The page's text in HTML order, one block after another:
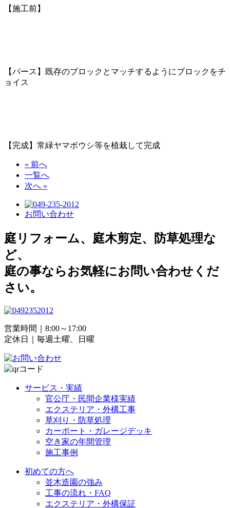
【施工前】
【パース】既存のブロックとマッチするようにブロックをチ
ョイス
【完成】常緑ヤマボウシ等を植栽して完成
« 前へ
一覧へ
次へ »
お問い合わせ
庭リフォーム、庭木剪定、防草処理な
ど、
庭の事ならお気軽にお問い合わせくだ
さい。
営業時間｜8:00～17:00
定休日｜毎週土曜、日曜
サービス・実績
官公庁・民間企業様実績
エクステリア・外構工事
草刈り・防草処理
カーポート・ガレージデッキ
空き家の年間管理
施工事例
初めての方へ
並木造園の強み
工事の流れ・FAQ
エクステリア・外構保証